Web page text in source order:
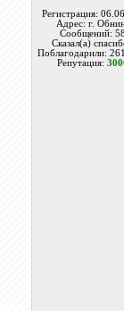
Регистрация:
Адрес: г.
Сообщений:
Сказал(а)
Поблагодарили:
Репутация: